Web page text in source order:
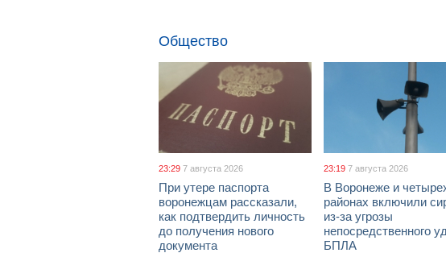
Общество
23:29 7 августа 2026
При утере паспорта
воронежцам рассказали,
как подтвердить личность
до получения нового
документа
23:19 7 августа 2026
В Воронеже и
районах включили
из-за угрозы
непосредственного
БПЛА